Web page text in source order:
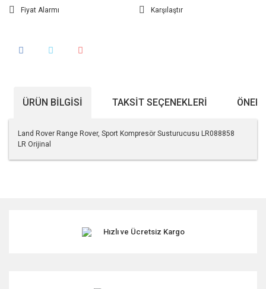
Fiyat Alarmı
Karşılaştır
ÜRÜN BILGISI TAKSIT SEÇENEKLERI
Land Rover Range Rover, Sport Kompresör Susturucusu LR088858
LR Orijinal
Ürün resmi kalitesiz, bozuk veya görüntülenemiyor.
Ürün fiyatı diğer sitelerden daha pahalı.
Hızlı ve Ücretsiz Kargo